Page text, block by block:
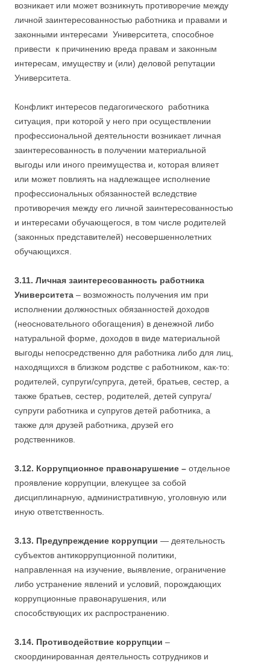
возникает или может возникнуть противоречие между
личной заинтересованностью работника и правами и
законными интересами Университета, способное
привести к причинению вреда правам и законным
интересам, имуществу и (или) деловой репутации
Университета.
Конфликт интересов педагогического работника
ситуация, при которой у него при осуществлении
профессиональной деятельности возникает личная
заинтересованность в получении материальной
выгоды или иного преимущества и, которая влияет
или может повлиять на надлежащее исполнение
профессиональных обязанностей вследствие
противоречия между его личной заинтересованностью
и интересами обучающегося, в том числе родителей
(законных представителей) несовершеннолетних
обучающихся.
3.11. Личная заинтересованность работника
Университета – возможность получения им при
исполнении должностных обязанностей доходов
(неосновательного обогащения) в денежной либо
натуральной форме, доходов в виде материальной
выгоды непосредственно для работника либо для лиц,
находящихся в близком родстве с работником, как-то:
родителей, супруги/супруга, детей, братьев, сестер, а
также братьев, сестер, родителей, детей супруга/
супруги работника и супругов детей работника, а
также для друзей работника, друзей его
родственников.
3.12. Коррупционное правонарушение – отдельное
проявление коррупции, влекущее за собой
дисциплинарную, административную, уголовную или
иную ответственность.
3.13. Предупреждение коррупции — деятельность
субъектов антикоррупционной политики,
направленная на изучение, выявление, ограничение
либо устранение явлений и условий, порождающих
коррупционные правонарушения, или
способствующих их распространению.
3.14. Противодействие коррупции –
скоординированная деятельность сотрудников и